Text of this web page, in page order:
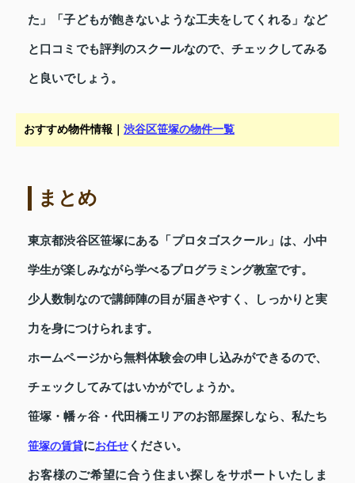
た」「子どもが飽きないような工夫をしてくれる」など
と口コミでも評判のスクールなので、チェックしてみる
と良いでしょう。
おすすめ物件情報｜ 渋谷区笹塚の物件一覧
まとめ
東京都渋谷区笹塚にある「プロタゴスクール」は、小中
学生が楽しみながら学べるプログラミング教室です。
少人数制なので講師陣の目が届きやすく、しっかりと実
力を身につけられます。
ホームページから無料体験会の申し込みができるので、
チェックしてみてはいかがでしょうか。
笹塚・幡ヶ谷・代田橋エリアのお部屋探しなら、私たち
笹塚の賃貸にお任せ ください。
お客様のご希望に合う住まい探しをサポートいたしま